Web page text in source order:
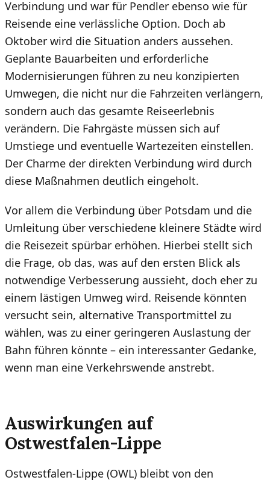
Verbindung und war für Pendler ebenso wie für
Reisende eine verlässliche Option. Doch ab
Oktober wird die Situation anders aussehen.
Geplante Bauarbeiten und erforderliche
Modernisierungen führen zu neu konzipierten
Umwegen, die nicht nur die Fahrzeiten verlängern,
sondern auch das gesamte Reiseerlebnis
verändern. Die Fahrgäste müssen sich auf
Umstiege und eventuelle Wartezeiten einstellen.
Der Charme der direkten Verbindung wird durch
diese Maßnahmen deutlich eingeholt.
Vor allem die Verbindung über Potsdam und die
Umleitung über verschiedene kleinere Städte wird
die Reisezeit spürbar erhöhen. Hierbei stellt sich
die Frage, ob das, was auf den ersten Blick als
notwendige Verbesserung aussieht, doch eher zu
einem lästigen Umweg wird. Reisende könnten
versucht sein, alternative Transportmittel zu
wählen, was zu einer geringeren Auslastung der
Bahn führen könnte – ein interessanter Gedanke,
wenn man eine Verkehrswende anstrebt.
Auswirkungen auf
Ostwestfalen-Lippe
Ostwestfalen-Lippe (OWL) bleibt von den